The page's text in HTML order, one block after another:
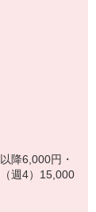
降6,000円・
週4）15,000